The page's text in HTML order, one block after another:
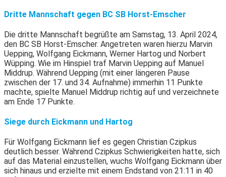
Dritte Mannschaft gegen BC SB Horst-Emscher
Die dritte Mannschaft begrüßte am Samstag, 13. April 2024,
den BC SB Horst-Emscher. Angetreten waren hierzu Marvin
Uepping, Wolfgang Eickmann, Werner Hartog und Norbert
Wüpping. Wie im Hinspiel traf Marvin Uepping auf Manuel
Middrup. Während Uepping (mit einer längeren Pause
zwischen der 17. und 34. Aufnahme) immerhin 11 Punkte
machte, spielte Manuel Middrup richtig auf und verzeichnete
am Ende 17 Punkte.
Siege durch Eickmann und Hartog
Für Wolfgang Eickmann lief es gegen Christian Czipkus
deutlich besser. Während Czipkus Schwierigkeiten hatte, sich
auf das Material einzustellen, wuchs Wolfgang Eickmann über
sich hinaus und erzielte mit einem Endstand von 21:11 in 40